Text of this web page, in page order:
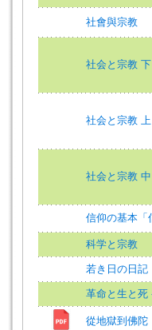
社會與宗教
社会と宗教 下
社会と宗教 上
社会と宗教 中
信仰の基本「
科学と宗教
若き日の日記
革命と生と死
從地獄到佛陀